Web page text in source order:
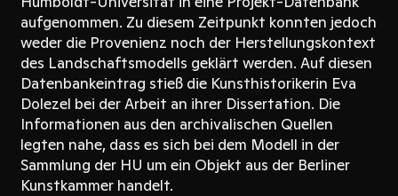
aufgenommen. Zu diesem Zeitpunkt konnten jedoch
weder die Provenienz noch der Herstellungskontext
des Landschaftsmodells geklärt werden. Auf diesen
Datenbankeintrag stieß die Kunsthistorikerin Eva
Dolezel bei der Arbeit an ihrer Dissertation. Die
Informationen aus den archivalischen Quellen
legten nahe, dass es sich bei dem Modell in der
Sammlung der HU um ein Objekt aus der Berliner
Kunstkammer handelt.